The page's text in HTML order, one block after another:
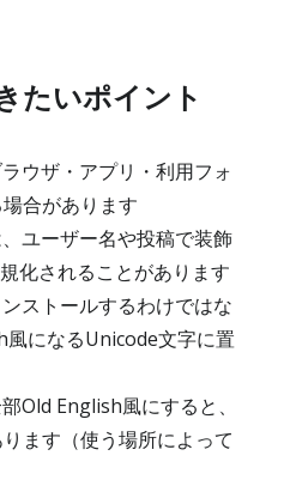
たいポイント
ウザ・アプリ・利用フォ
合があります
ユーザー名や投稿で装飾
化されることがあります
ストールするわけではな
風になるUnicode文字に置
Old English風にすると、
ます（使う場所によって